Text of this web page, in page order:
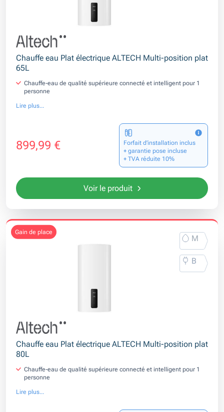
Chauffe eau Plat électrique ALTECH Multi-position plat
65L
Chauffe-eau de qualité supérieure connecté et intelligent pour 1
personne
Lire plus...
899,99 €
Forfait d’installation inclus
+ garantie pose incluse
+ TVA réduite 10%
Voir le produit
gain de place
M
B
Chauffe eau Plat électrique ALTECH Multi-position plat
80L
Chauffe-eau de qualité supérieure connecté et intelligent pour 1
personne
Lire plus...